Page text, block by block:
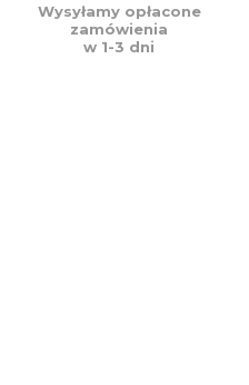
Wysyłamy opłacone
zamówienia
w 1-3 dni